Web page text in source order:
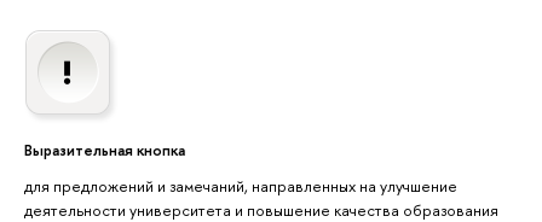
Выразительная кнопка
для предложений и замечаний, направленных на улучшение
деятельности университета и повышение качества образования